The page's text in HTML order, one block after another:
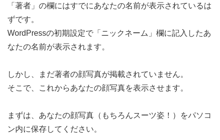
「著者」の欄にはすでにあなたの名前が表示されているは
ずです。
WordPressの初期設定で「ニックネーム」欄に記入したあ
なたの名前が表示されます。
しかし、まだ著者の顔写真が掲載されていません。
そこで、これからあなたの顔写真を表示させます。
まずは、あなたの顔写真（もちろんスーツ姿！）をパソコ
ン内に保存してください。